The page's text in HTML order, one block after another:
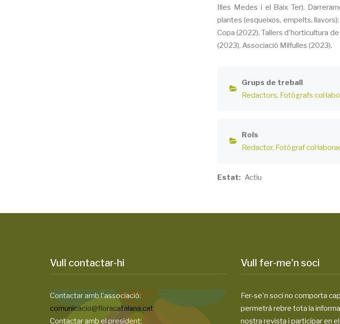
Illes Medes i el Baix Ter).
plantes (esqueixos, empelts,
Copa (2022), Tallers d'horticultura
(2023), Associació Milfulles (2023).
Grups de treball
Redactors Fotògrafs
Rols
Redactor Fotògraf
Estat Actiu
Vull contactar-hi
Contactar amb l'associació:
comunicacio@floracatalana.cat
Contactar amb el president:
Vull fer-me'n soci
Fer-se'n soci no comporta
permetrà rebre tota la
nostra revista i participar en